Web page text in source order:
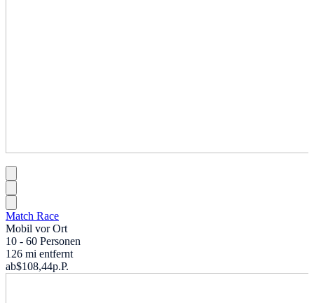
Match Race
Mobil vor Ort
10 - 60 Personen
126 mi entfernt
ab$108,44p.P.